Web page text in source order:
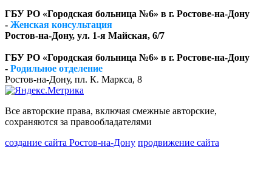
ГБУ РО «Городская больница №6» в г. Ростове-на-Дону
- Женская консультация
Ростов-на-Дону, ул. 1-я Майская, 6/7
ГБУ РО «Городская больница №6» в г. Ростове-на-Дону
- Родильное отделение
Ростов-на-Дону, пл. К. Маркса, 8
Все авторские права, включая смежные авторские,
сохраняются за правообладателями
создание сайта Ростов-на-Дону продвижение сайта